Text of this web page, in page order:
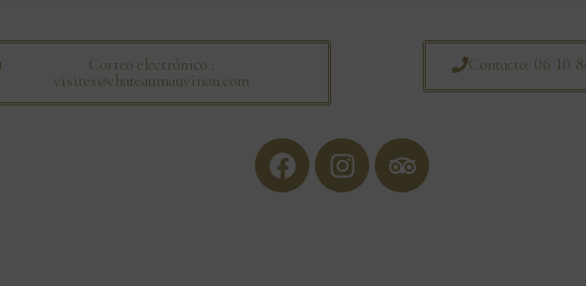
Correo electrónico :
visites@chateaumauvinon.com
Contacto: 06 10